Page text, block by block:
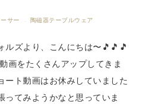
サー · 陶磁器テーブルウェア
ルズより、こんにちは〜🎵🎵🎵
画をたくさんアップしてきま
ート動画はお休みしていました
ってみようかなと思っていま